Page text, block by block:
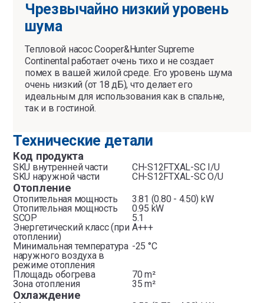
Чрезвычайно низкий уровень
шума
Тепловой насос Cooper&Hunter Supreme
Continental работает очень тихо и не создает
помех в вашей жилой среде. Его уровень шума
очень низкий (от 18 дБ), что делает его
идеальным для использования как в спальне,
так и в гостиной.
Технические детали
Код продукта
SKU внутренней части
CH-S12FTXAL-SC I/U
SKU наружной части
CH-S12FTXAL-SC O/U
Отопление
Отопительная мощность
3.81 (0.80 - 4.50) kW
Отопительная мощность
0.95 kW
SCOP
5.1
Энергетический класс (при
отоплении)
A+++
Минимальная температура
наружного воздуха в
режиме отопления
-25 °C
Площадь обогрева
70 m²
Зона отопления
35 m²
Охлаждение